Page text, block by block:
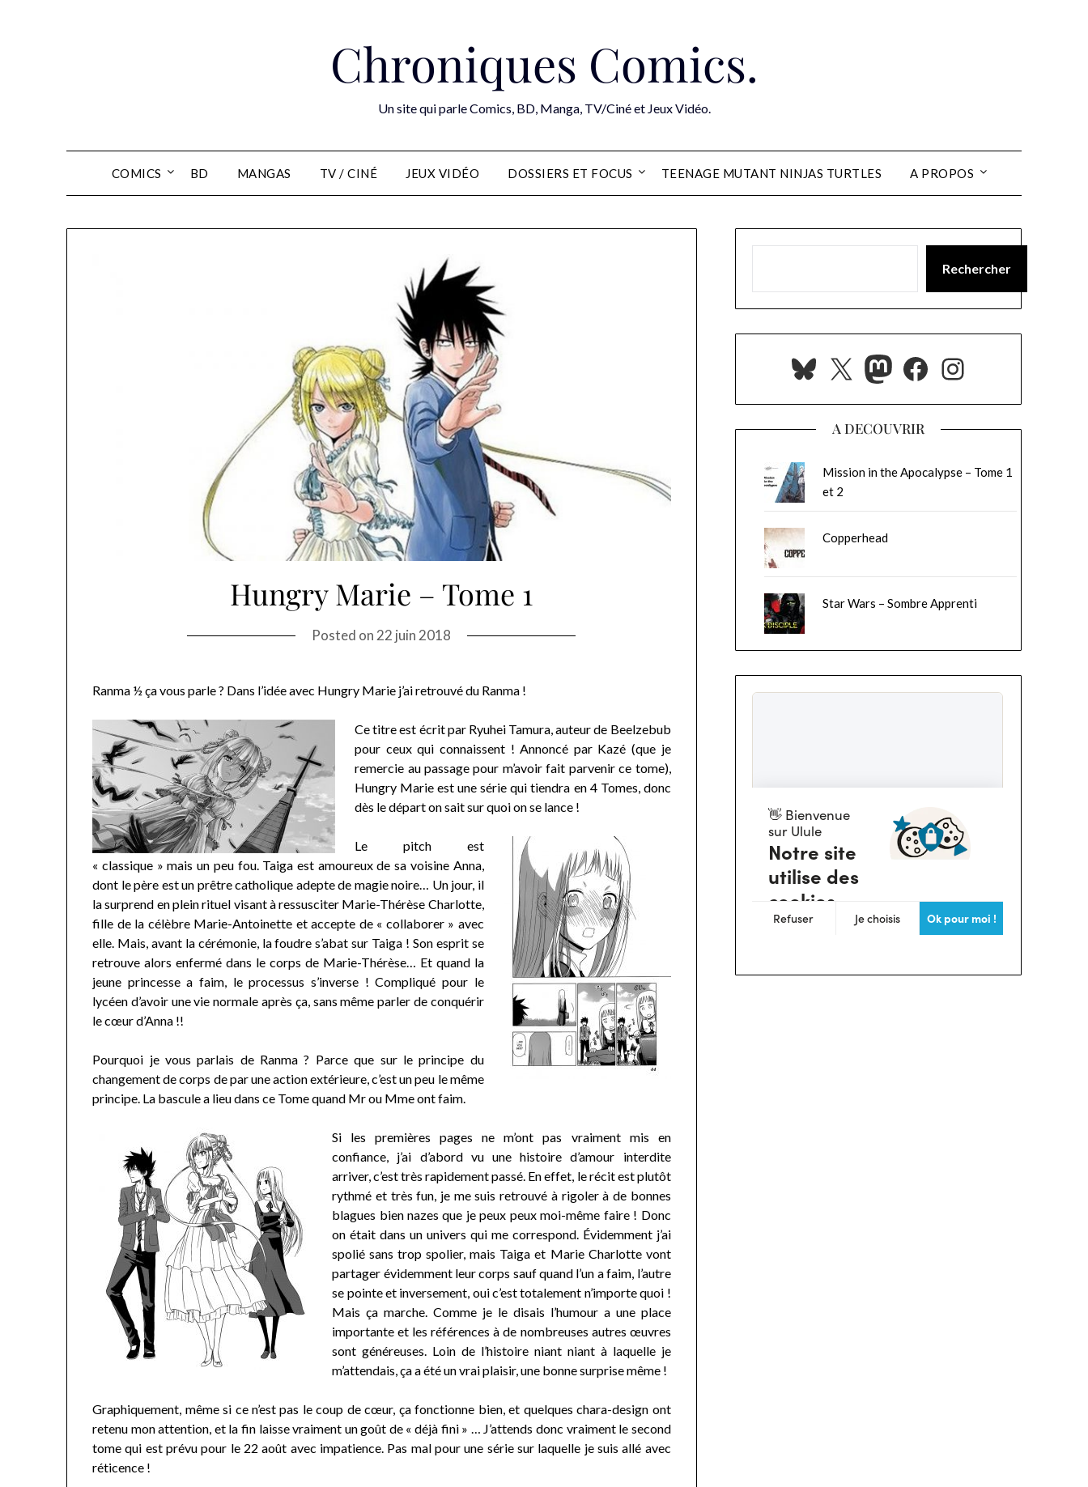
Chroniques Comics.
Un site qui parle Comics, BD, Manga, TV/Ciné et Jeux Vidéo.
COMICS BD MANGAS TV / CINÉ JEUX VIDÉO DOSSIERS ET FOCUS TEENAGE MUTANT NINJAS TURTLES A PROPOS
Hungry Marie – Tome 1
Posted on 22 juin 2018
Ranma ½ ça vous parle ? Dans l’idée avec Hungry Marie j’ai retrouvé du Ranma !
Ce titre est écrit par Ryuhei Tamura, auteur de Beelzebub
pour ceux qui connaissent ! Annoncé par Kazé (que je
remercie au passage pour m’avoir fait parvenir ce tome),
Hungry Marie est une série qui tiendra en 4 Tomes, donc
dès le départ on sait sur quoi on se lance !
Le pitch est
« classique » mais un peu fou. Taiga est amoureux de sa voisine Anna,
dont le père est un prêtre catholique adepte de magie noire… Un jour, il
la surprend en plein rituel visant à ressusciter Marie-Thérèse Charlotte,
fille de la célèbre Marie-Antoinette et accepte de « collaborer » avec
elle. Mais, avant la cérémonie, la foudre s’abat sur Taiga ! Son esprit se
retrouve alors enfermé dans le corps de Marie-Thérèse… Et quand la
jeune princesse a faim, le processus s’inverse ! Compliqué pour le
lycéen d’avoir une vie normale après ça, sans même parler de conquérir
le cœur d’Anna !!
Pourquoi je vous parlais de Ranma ? Parce que sur le principe du
changement de corps de par une action extérieure, c’est un peu le même
principe. La bascule a lieu dans ce Tome quand Mr ou Mme ont faim.
Si les premières pages ne m’ont pas vraiment mis en
confiance, j’ai d’abord vu une histoire d’amour interdite
arriver, c’est très rapidement passé. En effet, le récit est plutôt
rythmé et très fun, je me suis retrouvé à rigoler à de bonnes
blagues bien nazes que je peux peux moi-même faire ! Donc
on était dans un univers qui me correspond. Évidemment j’ai
spolié sans trop spolier, mais Taiga et Marie Charlotte vont
partager évidemment leur corps sauf quand l’un a faim, l’autre
se pointe et inversement, oui c’est totalement n’importe quoi !
Mais ça marche. Comme je le disais l’humour a une place
importante et les références à de nombreuses autres œuvres
sont généreuses. Loin de l’histoire niant niant à laquelle je
m’attendais, ça a été un vrai plaisir, une bonne surprise même !
Graphiquement, même si ce n’est pas le coup de cœur, ça fonctionne bien, et quelques chara-design ont
retenu mon attention, et la fin laisse vraiment un goût de « déjà fini » … J’attends donc vraiment le second
tome qui est prévu pour le 22 août avec impatience. Pas mal pour une série sur laquelle je suis allé avec
réticence !
Rechercher
Bluesky
X Mastodon
Facebook
Instagram
A DECOUVRIR
Mission in the Apocalypse – Tome 1
et 2
Copperhead
Star Wars – Sombre Apprenti